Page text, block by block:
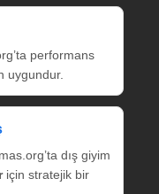
performans
uygundur.
dış giyim
için stratejik bir